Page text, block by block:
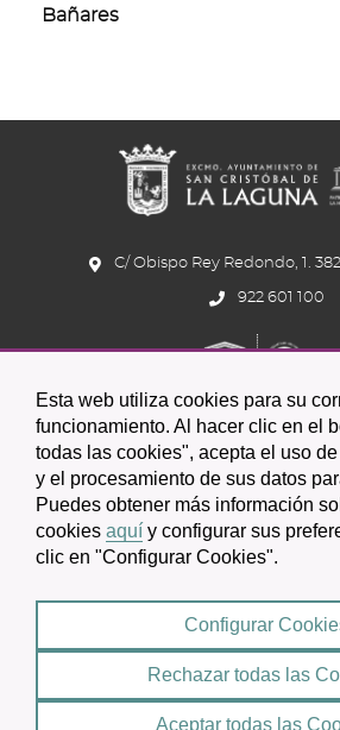
Esta web utiliza cookies para su
funcionamiento. Al hacer clic en el
todas las cookies", acepta el uso
y el procesamiento de sus datos
Puedes obtener más información
cookies aquí y configurar sus
clic en "Configurar Cookies".
Configurar
Rechazar todas las
Aceptar todas las
Bañares
C/ Obispo Rey Redondo, 1.
922 601 100
Icono
Icono
de
facebook
Icono
de
twitter
de
2026 © Excmo. Ayuntamiento de San
Condiciones de uso